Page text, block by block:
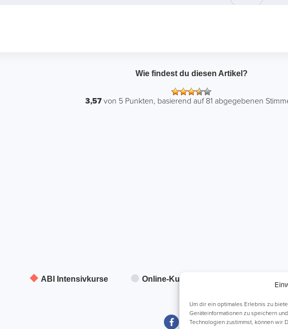
Um dir ein optimales Erlebnis zu
Geräteinformationen zu speichern
Technologien zustimmst, können wir
Wie findest du diesen Artikel?
3,57 von 5 Punkten, basierend auf 81 abgegebenen
ABI Intensivkurse Online-Kurse